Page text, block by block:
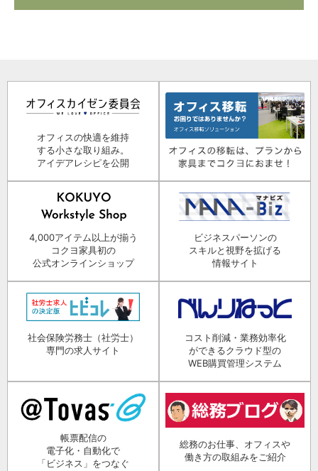
オフィスの快適を維持
する小さな取り組み。
アイデアレシピを公開
4,000アイテム以上が揃う
コクヨ家具初の
公式オンラインショップ
ビジネスパーソンの
スキルと視野を拡げる
情報サイト
社会保険労務士（社労士）
専門の求人サイト
コスト削減・業務効率化
ができるクラウド型の
WEB購買管理システム
帳票配信の
電子化・自動化で
「ビジネス」をつなぐ
総務のお仕事、オフィスや
働き方の取組みをご紹介